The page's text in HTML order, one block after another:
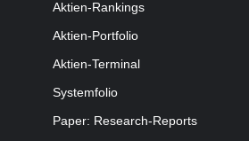
Aktien-Rankings
Aktien-Portfolio
Aktien-Terminal
Systemfolio
Paper: Research-Reports